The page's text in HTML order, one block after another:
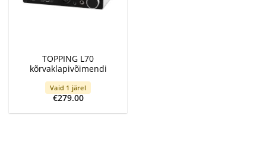
TOPPING L70
kõrvaklapivõimendi
Vaid 1 järel
€279.00